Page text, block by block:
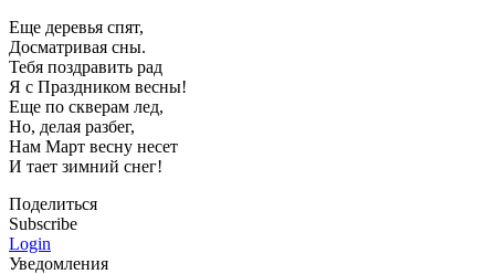
Еще деревья спят,
Досматривая сны.
Тебя поздравить рад
Я с Праздником весны!
Еще по скверам лед,
Но, делая разбег,
Нам Март весну несет
И тает зимний снег!
Поделиться
Subscribe
Login
Уведомления